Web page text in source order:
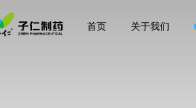
首页 关于我们